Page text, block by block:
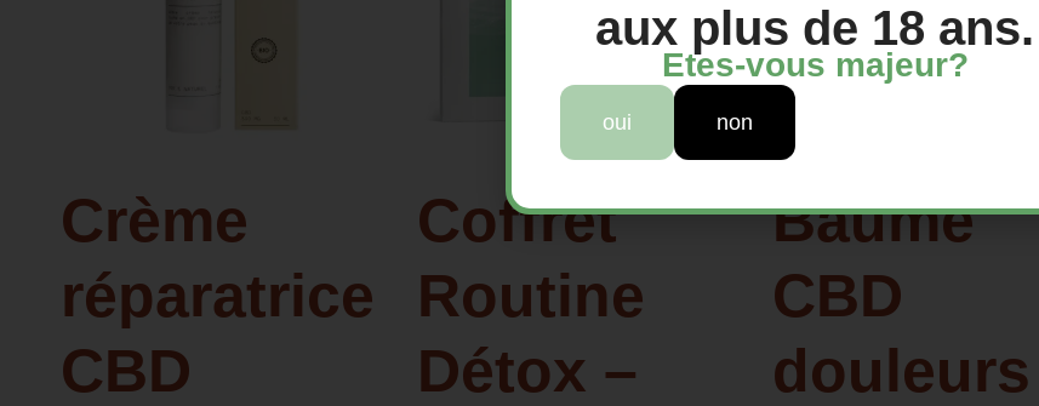
Crème
réparatrice
CBD
Coffret
Routine
Détox –
Baume
CBD
douleurs
aux plus de 18 ans.
Etes-vous majeur?
oui non